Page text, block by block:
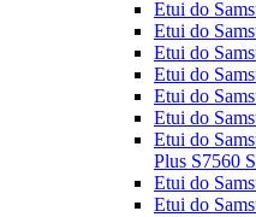
Etui do
Etui do
Etui do
Etui do
Etui do
Etui do
Etui do
Plus S7560
Etui do
Etui do